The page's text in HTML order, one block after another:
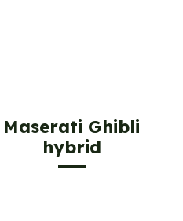
Maserati Ghibli
hybrid